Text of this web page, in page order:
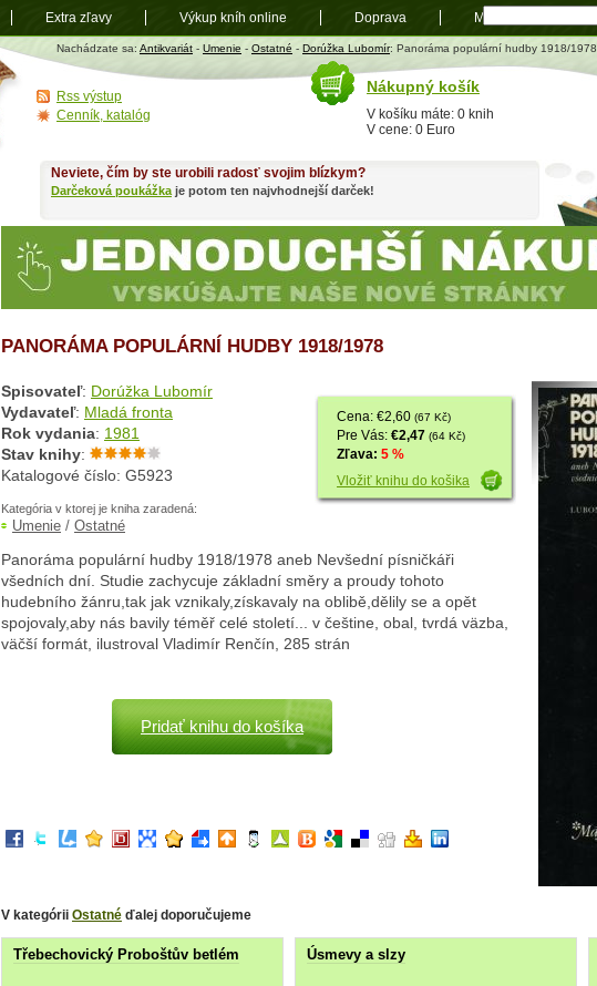
Antikvariát
shop.sk
Nachádzate sa: Antikvariát - Umenie - Ostatné - Dorúžka Lubomír: Panoráma populární hudby 1918/1978
PANORÁMA POPULÁRNÍ HUDBY 1918/1978
Cena: €2,60 (67 Kč)
Pre Vás: €2,47 (64 Kč)
Zľava: 5 %
Vložiť knihu do košika
Spisovateľ: Dorúžka Lubomír
Vydavateľ: Mladá fronta
Rok vydania: 1981
Stav knihy:
Katalogové číslo: G5923
Kategória v ktorej je kniha zaradená:
Umenie / Ostatné
Panoráma populární hudby 1918/1978 aneb Nevšední písničkáři
všedních dní. Studie zachycuje základní směry a proudy tohoto
hudebního žánru,tak jak vznikaly,získavaly na oblibě,dělily se a opět
spojovaly,aby nás bavily téměř celé století... v češtine, obal, tvrdá väzba,
väčší formát, ilustroval Vladimír Renčín, 285 strán
Pridať knihu do košíka
V kategórii Ostatné ďalej doporučujeme
Třebechovický Proboštův betlém Úsmevy a slzy
Neviete, čím by ste urobili radosť svojim blízkym?
Darčeková poukážka je potom ten najvhodnejší darček!
Nákupný košík
V košíku máte: 0 knih
V cene: 0 Euro
Rss výstup
Cenník, katalóg
Extra zľavy Výkup kníh online Doprava Mapa